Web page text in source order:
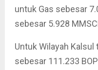
untuk Gas sebesar
sebesar 5.928
Untuk Wilayah
sebesar 111.233